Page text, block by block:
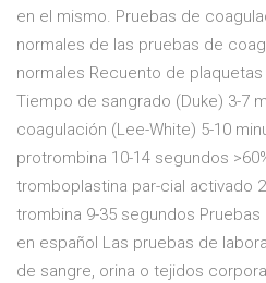
en el mismo. Pruebas de
normales de las pruebas de
normales Recuento de plaquetas
Tiempo de sangrado (Duke) 3-7
coagulación (Lee-White) 5-10
protrombina 10-14 segundos
tromboplastina par-cial activado
trombina 9-35 segundos
en español Las pruebas de
de sangre, orina o tejidos